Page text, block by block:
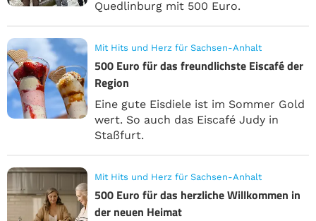
Quedlinburg mit 500 Euro.
Mit Hits und Herz für Sachsen-Anhalt
500 Euro für das freundlichste Eiscafé der
Region
Eine gute Eisdiele ist im Sommer Gold
wert. So auch das Eiscafé Judy in
Staßfurt.
Mit Hits und Herz für Sachsen-Anhalt
500 Euro für das herzliche Willkommen in
der neuen Heimat